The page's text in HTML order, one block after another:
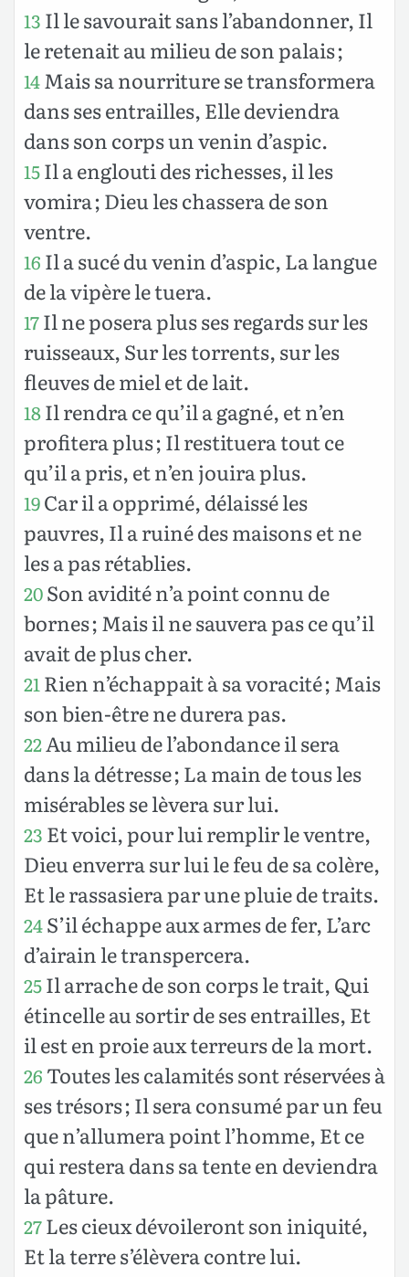
13 Il le savourait sans l’abandonner, Il
le retenait au milieu de son palais ;
14Mais sa nourriture se transformera
dans ses entrailles, Elle deviendra
dans son corps un venin d’aspic.
15Il a englouti des richesses, il les
vomira ; Dieu les chassera de son
ventre.
16 Il a sucé du venin d’aspic, La langue
de la vipère le tuera.
17Il ne posera plus ses regards sur les
ruisseaux, Sur les torrents, sur les
fleuves de miel et de lait.
18Il rendra ce qu’il a gagné, et n’en
profitera plus ; Il restituera tout ce
qu’il a pris, et n’en jouira plus.
19Car il a opprimé, délaissé les
pauvres, Il a ruiné des maisons et ne
les a pas rétablies.
20Son avidité n’a point connu de
bornes ; Mais il ne sauvera pas ce qu’il
avait de plus cher.
21 Rien n’échappait à sa voracité ; Mais
son bien-être ne durera pas.
22Au milieu de l’abondance il sera
dans la détresse ; La main de tous les
misérables se lèvera sur lui.
23 Et voici, pour lui remplir le ventre,
Dieu enverra sur lui le feu de sa colère,
Et le rassasiera par une pluie de traits.
24S’il échappe aux armes de fer, L’arc
d’airain le transpercera.
25Il arrache de son corps le trait, Qui
étincelle au sortir de ses entrailles, Et
il est en proie aux terreurs de la mort.
26 Toutes les calamités sont réservées à
ses trésors ; Il sera consumé par un feu
que n’allumera point l’homme, Et ce
qui restera dans sa tente en deviendra
la pâture.
27Les cieux dévoileront son iniquité,
Et la terre s’élèvera contre lui.